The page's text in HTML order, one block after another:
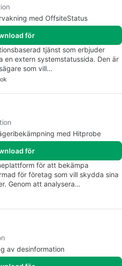
med OffsiteStatus
för
tjänst som erbjuder
en extern systemstatussida. Den är
som vill…
med Hitprobe
för
för att bekämpa
för företag som vill skydda sina
Genom att analysera…
av desinformation